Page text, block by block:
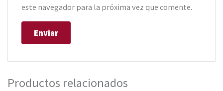
este navegador para la próxima vez que comente.
Productos relacionados